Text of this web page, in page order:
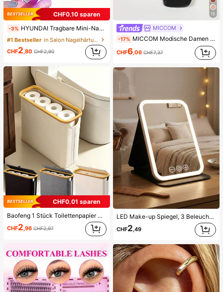
CHF0,10 sparen
-3% HYUNDAI Tragbare Mini-Nageltrockner Aufladbare Handheld-Nagellampe UV/LED Nageltrocknungslicht Digitale Anzeige Schnelle Trocknung Nagellampe Geeignet für tägliche Ausflüge Nagelpflegeprodukte für Frauen
#1 Bestseller
in Salon Nagelhärtungslampen und -trockner
CHF2,80 CHF2,90
CHF0,01 sparen
Baofeng 1 Stück Toilettenpapier Korb - Toilettenpapier Aufbewahrungskorb - Ultimativer Badezimmer Aufbewahrungskorb. Aufbewahrungskorb, Toilettenpapier Organizer, Badezimmer Zubehör Halter - Toilettenpapier Halter, geschlossener Toilettenpapier Aufbewahrungsbehälter
CHF2,96 CHF2,97
15
MICCOM
-17% MICCOM Modische Damen Flache Quadratische Zehen Offene Zehen Pantoffeln, Frühling/Sommer Neue Vielseitige Sandalen
CHF6,06 CHF7,37
LED Make-up Spiegel, 3 Beleuchtungsmodi, einstellbare Helligkeit, tragbares faltbares Design, geeignet für Zuhause, Reisen oder Studentenwohnheim, perfektes Geschenk für Frauen zu Feiertagen, Geburtstagen oder Muttertag
CHF2,49